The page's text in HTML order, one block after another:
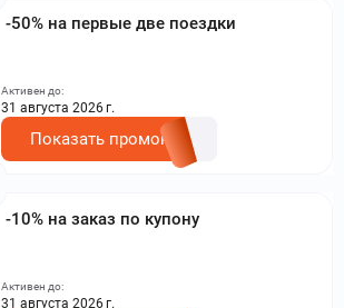
-50% на первые две поездки
Активен до:
31 августа 2026 г.
Показать промокод
-10% на заказ по купону
Активен до:
31 августа 2026 г.